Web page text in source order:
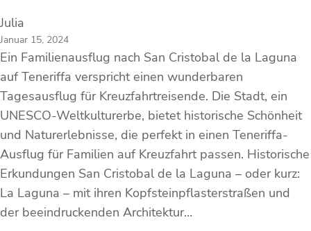
Julia
Januar 15, 2024
Ein Familienausflug nach San Cristobal de la Laguna
auf Teneriffa verspricht einen wunderbaren
Tagesausflug für Kreuzfahrtreisende. Die Stadt, ein
UNESCO-Weltkulturerbe, bietet historische Schönheit
und Naturerlebnisse, die perfekt in einen Teneriffa-
Ausflug für Familien auf Kreuzfahrt passen. Historische
Erkundungen San Cristobal de la Laguna – oder kurz:
La Laguna – mit ihren Kopfsteinpflasterstraßen und
der beeindruckenden Architektur…